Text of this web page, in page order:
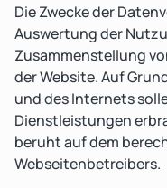
Die Zwecke der
Auswertung der
Zusammenstellung
der Website. Auf
und des Internets
Dienstleistungen
beruht auf dem
Webseitenbetreibers.